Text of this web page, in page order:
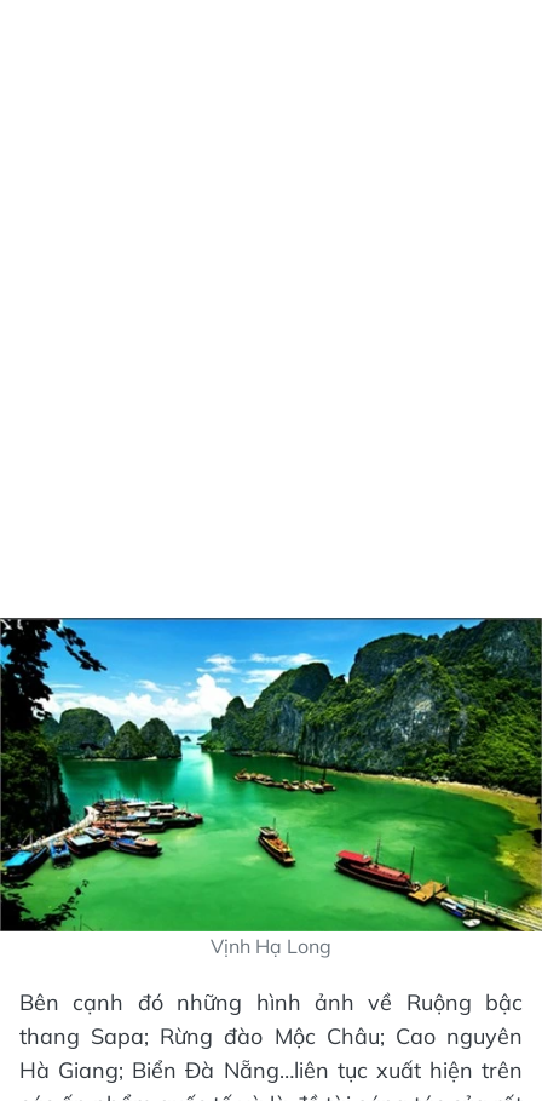
Vịnh Hạ Long
Bên cạnh đó những hình ảnh về Ruộng bậc
thang Sapa; Rừng đào Mộc Châu; Cao nguyên
Hà Giang; Biển Đà Nẵng…liên tục xuất hiện trên